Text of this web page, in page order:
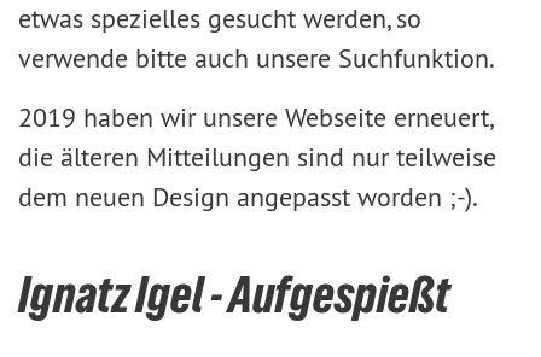
etwas spezielles gesucht werden, so
verwende bitte auch unsere Suchfunktion.
2019 haben wir unsere Webseite erneuert,
die älteren Mitteilungen sind nur teilweise
dem neuen Design angepasst worden ;-).
Ignatz Igel - Aufgespießt